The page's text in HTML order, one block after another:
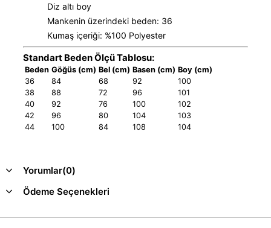
Diz altı boy
Mankenin üzerindeki beden: 36
Kumaş içeriği: %100 Polyester
Standart Beden Ölçü Tablosu:
Beden Göğüs (cm) Bel (cm) Basen (cm) Boy (cm)
36
84 68 92
100
38
88 72 96
101
40
92 76 100
102
42
96 80 104
103
44
100 84 108 104
Yorumlar(0)
Ödeme Seçenekleri